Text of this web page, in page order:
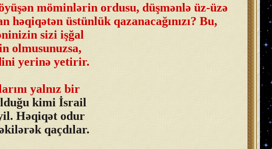
möminlərin ordusu, düşmənlə üz-üzə
üstünlük qazanacağınızı? Bu,
sizi işğal
olmusunuzsa,
yerinə yetirir.
yalnız bir
kimi İsrail
Həqiqət odur
qaçdılar.